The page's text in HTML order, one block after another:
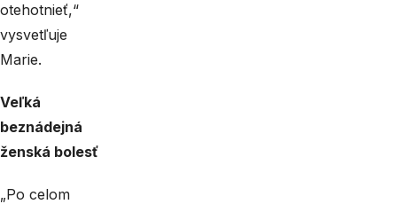
otehotnieť,“
vysvetľuje
Marie.
Veľká
beznádejná
ženská bolesť
„Po celom